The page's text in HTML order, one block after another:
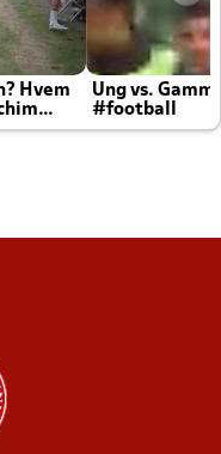
Hvem
Ung vs.
#football